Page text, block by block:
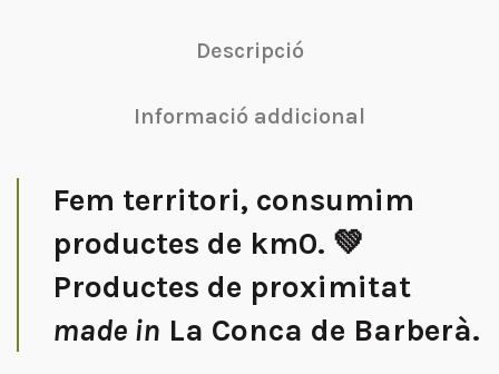
Descripció
Informació addicional
Fem territori, consumim
productes de km0. 💚
Productes de proximitat
made in La Conca de Barberà.